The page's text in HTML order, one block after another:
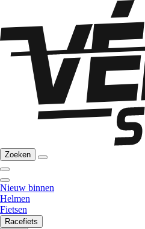
Zoeken
Nieuw binnen
Helmen
Fietsen
Racefiets